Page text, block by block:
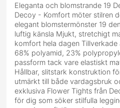
Eleganta och blomstrande 19
Decoy - Komfort möter stilren
elegant blomstermönster 19
luftig känsla Mjukt, stretchigt
komfort hela dagen
68% polyamid, 23%
passform tack vare elastiskt
Hållbar, slitstark konstruktion
utmärkt till både vardagsbruk
exklusiva Flower Tights från
för dig som söker stilfulla